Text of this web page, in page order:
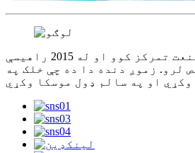
موږ یوازې په طبي صنعت تمرکز کوو او له 2015 راهیسې
لرو. زموږ دنده دا ده چې خلک په